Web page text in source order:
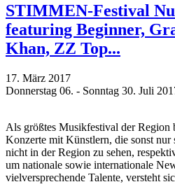
STIMMEN-Festival
featuring Beginner,
Khan, ZZ Top...
17. März 2017
Donnerstag 06. - Sonntag 30. Juli
Als größtes Musikfestival der Region
Konzerte mit Künstlern, die sonst nur
nicht in der Region zu sehen,
um nationale sowie internationale
vielversprechende Talente, versteht